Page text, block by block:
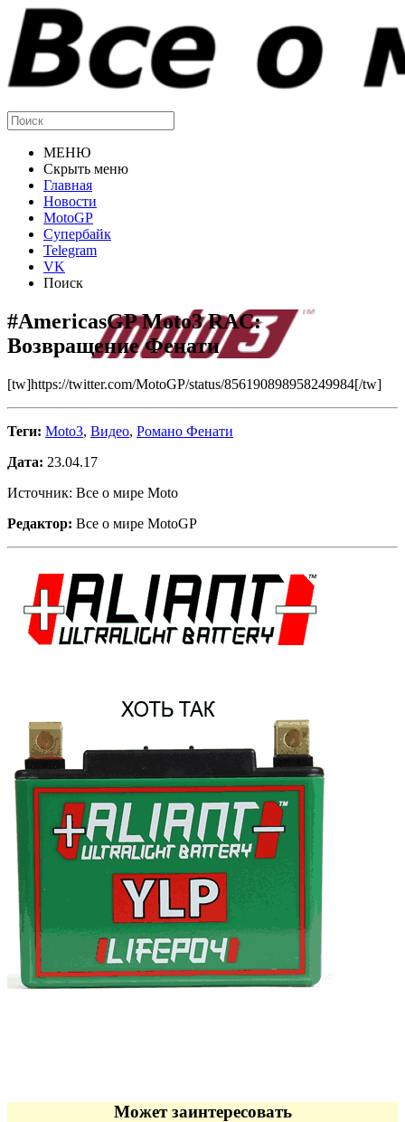
МЕНЮ
Скрыть меню
Главная
Новости
MotoGP
Супербайк
Telegram
VK
Поиск
#AmericasGP Moto3 RAC:
Возвращение Фенати
[tw]https://twitter.com/MotoGP/status/856190898958249984[/tw]
Теги: Moto3, Видео, Романо Фенати
Дата: 23.04.17
Источник: Все о мире Moto
Редактор: Все о мире MotoGP
Может заинтересовать